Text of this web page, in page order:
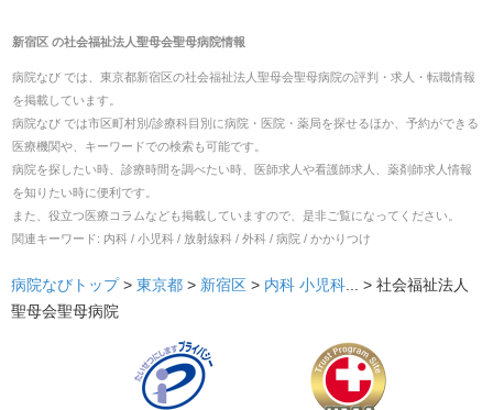
新宿区の社会福祉法人聖母会聖母病院情報
病院なび では、 東京都新宿区の社会福祉法人聖母会聖母病院の評判・求人・転職情報
を掲載しています。
病院なび では市区町村別/診療科目別に病院・医院・薬局を探せるほか、予約ができる
医療機関や、キーワードでの検索も可能です。
病院を探したい時、診療時間を調べたい時、医師求人や看護師求人、薬剤師求人情報
を知りたい時に便利です。
また、役立つ医療コラムなども掲載していますので、是非ご覧になってください。
関連キーワード: 内科 / 小児科 / 放射線科 / 外科 / 病院 / かかりつけ
病院なびトップ > 東京都 > 新宿区 > 内科 小児科... > 社会福祉法人
聖母会聖母病院